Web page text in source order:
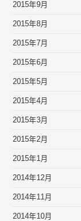
2015年9月
2015年8月
2015年7月
2015年6月
2015年5月
2015年4月
2015年3月
2015年2月
2015年1月
2014年12月
2014年11月
2014年10月